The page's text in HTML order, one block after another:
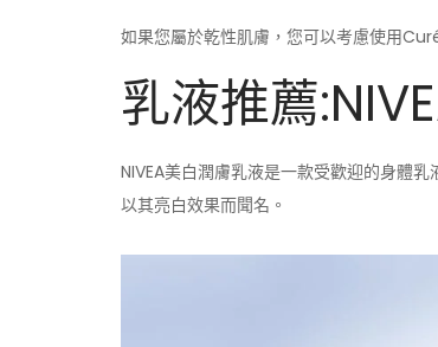
如果您屬於乾性肌膚，您可以考慮使用
乳液推薦
NIVEA美白潤膚乳液是一款受歡迎的身體
以其亮白效果而聞名。